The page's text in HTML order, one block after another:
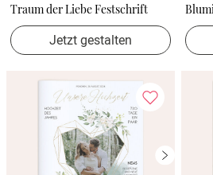
Traum der Liebe Festschrift
Jetzt gestalten